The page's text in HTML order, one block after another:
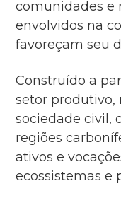
comunidades e
envolvidos na
favoreçam seu
Construído a
setor produtivo,
sociedade civil,
regiões
ativos e
ecossistemas e